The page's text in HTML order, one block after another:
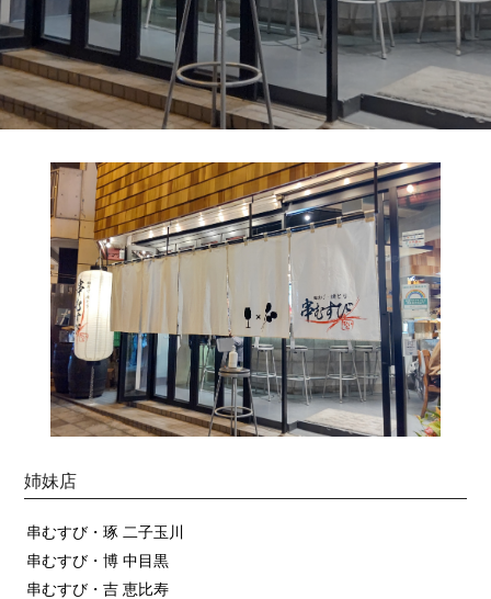
姉妹店
串むすび・琢 二子玉川
串むすび・博 中目黒
串むすび・吉 恵比寿